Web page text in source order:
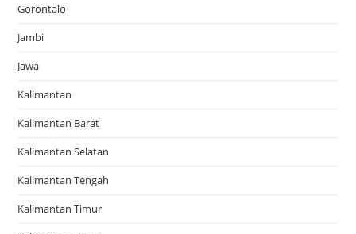
Gorontalo
Jambi
Jawa
Kalimantan
Kalimantan Barat
Kalimantan Selatan
Kalimantan Tengah
Kalimantan Timur